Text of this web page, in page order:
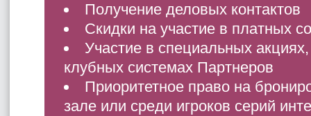
Получение деловых контактов
Скидки на участие в платных
Участие в специальных
клубных системах Партнеров
Приоритетное право на
зале или среди игроков серий